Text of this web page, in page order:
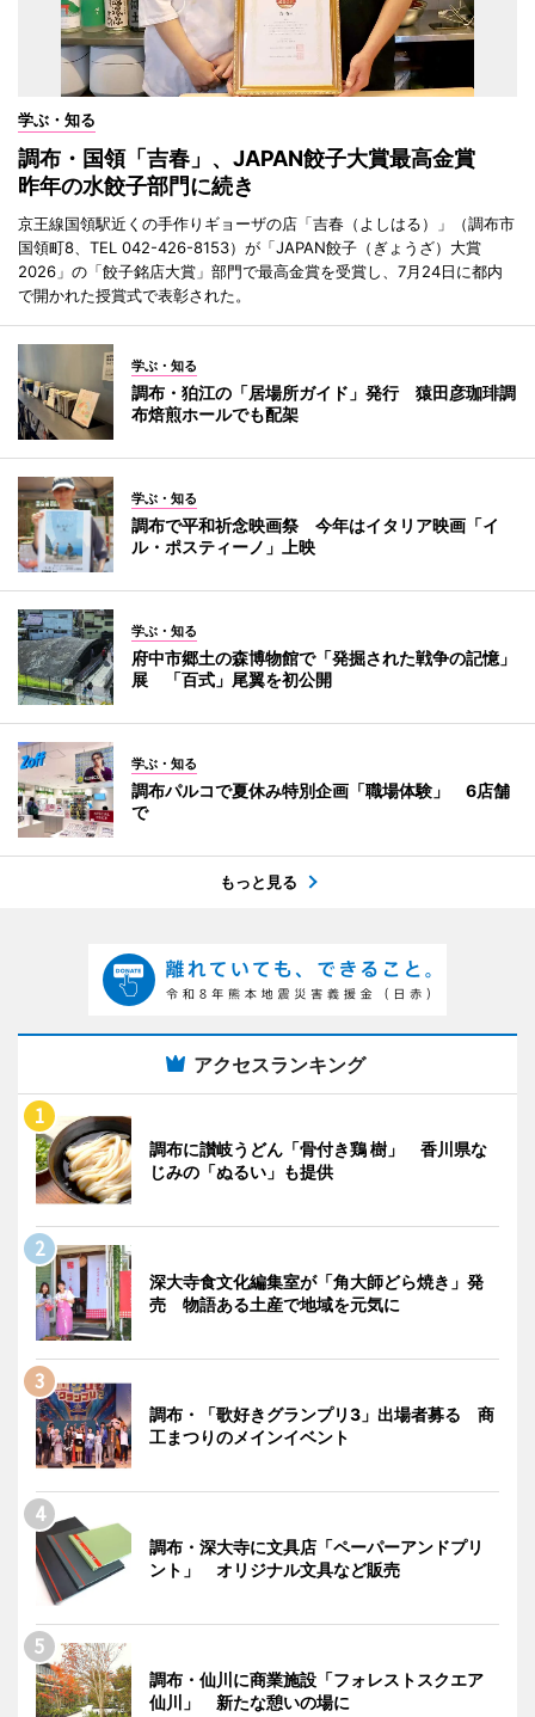
学ぶ・知る
調布・国領「吉春」、JAPAN餃子大賞最高金賞
昨年の水餃子部門に続き
京王線国領駅近くの手作りギョーザの店「吉春（よしはる）」（調布市
国領町8、TEL 042-426-8153）が「JAPAN餃子（ぎょうざ）大賞
2026」の「餃子銘店大賞」部門で最高金賞を受賞し、7月24日に都内
で開かれた授賞式で表彰された。
学ぶ・知る
調布・狛江の「居場所ガイド」発行 猿田彦珈琲調
布焙煎ホールでも配架
学ぶ・知る
調布で平和祈念映画祭 今年はイタリア映画「イ
ル・ポスティーノ」上映
学ぶ・知る
府中市郷土の森博物館で「発掘された戦争の記憶」
展 「百式」尾翼を初公開
学ぶ・知る
調布パルコで夏休み特別企画「職場体験」 6店舗
で
もっと見る
アクセスランキング
調布に讃岐うどん「骨付き鶏 樹」 香川県な
じみの「ぬるい」も提供
深大寺食文化編集室が「角大師どら焼き」発
売 物語ある土産で地域を元気に
調布・「歌好きグランプリ3」出場者募る 商
工まつりのメインイベント
調布・深大寺に文具店「ペーパーアンドプリ
ント」 オリジナル文具など販売
調布・仙川に商業施設「フォレストスクエア
仙川」 新たな憩いの場に